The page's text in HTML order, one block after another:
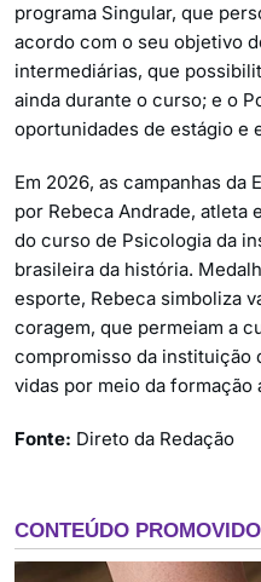
programa Singular, que
acordo com o seu objetivo
intermediárias, que
ainda durante o curso; e o
oportunidades de estágio e
Em 2026, as campanhas da
por Rebeca Andrade, atleta
do curso de Psicologia da
brasileira da história.
esporte, Rebeca simboliza
coragem, que permeiam a
compromisso da instituição
vidas por meio da formação
Fonte: Direto da Redação